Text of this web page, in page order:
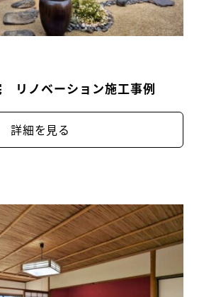
リノベーション施工事例
詳細を見る